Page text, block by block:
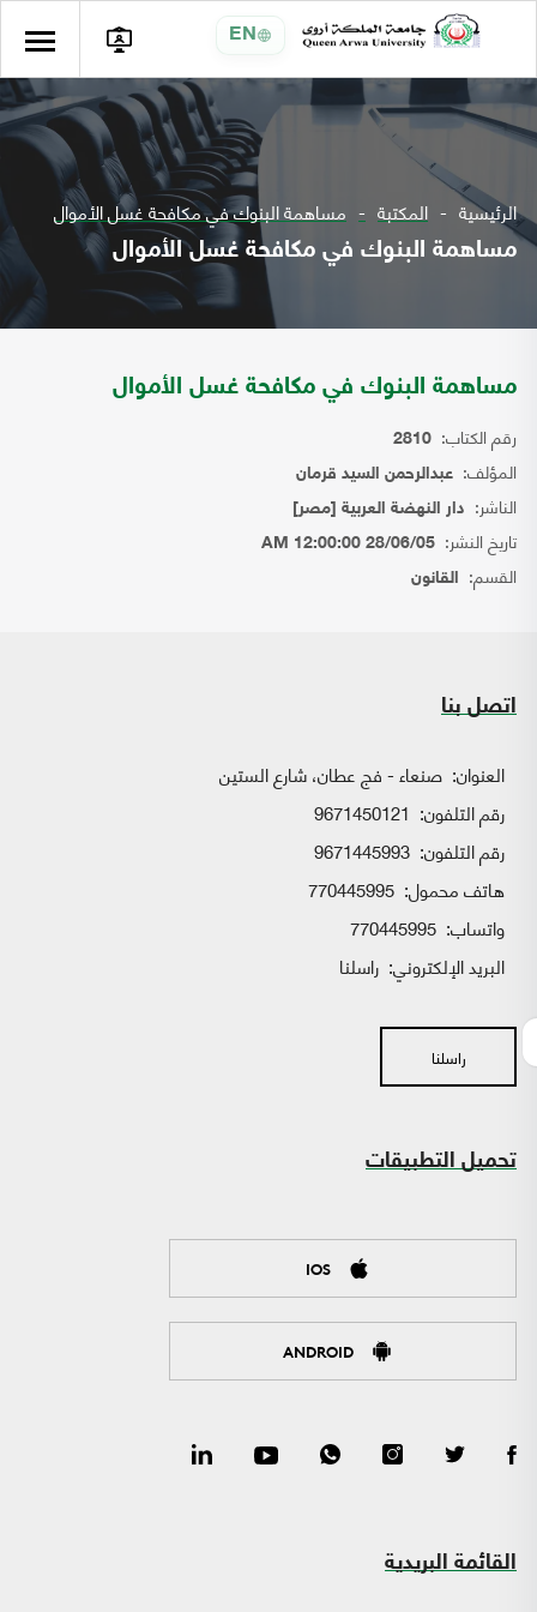
EN
الرئيسية المكتبة مساهمة البنوك في مكافحة غسل الأموال
مساهمة البنوك في مكافحة غسل الأموال
مساهمة البنوك في مكافحة غسل الأموال
رقم الكتاب: 2810
المؤلف: عبدالرحمن السيد قرمان
الناشر: دار النهضة العربية [مصر]
تاريخ النشر: 28/06/05 12:00:00 AM
القسم: القانون
اتصل بنا
العنوان: صنعاء - فج عطان، شارع الستين
رقم التلفون: 9671450121
رقم التلفون: 9671445993
هاتف محمول: 770445995
واتساب:
البريد الإلكتروني: راسلنا
راسلنا
تحميل التطبيقات
IOS
ANDROID
القائمة البريدية